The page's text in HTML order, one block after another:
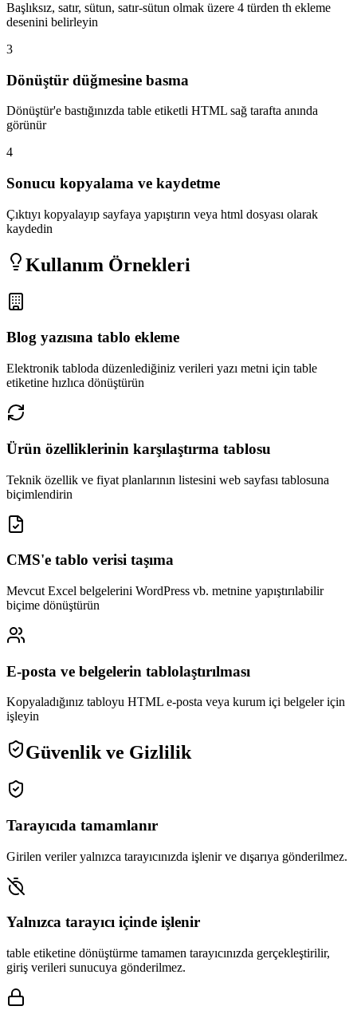
Başlıksız, satır, sütun, satır-sütun olmak üzere 4 türden th ekleme
desenini belirleyin
3
Dönüştür düğmesine basma
Dönüştür'e bastığınızda table etiketli HTML sağ tarafta anında
görünür
4
Sonucu kopyalama ve kaydetme
Çıktıyı kopyalayıp sayfaya yapıştırın veya html dosyası olarak
kaydedin
Kullanım Örnekleri
Blog yazısına tablo ekleme
Elektronik tabloda düzenlediğiniz verileri yazı metni için table
etiketine hızlıca dönüştürün
Ürün özelliklerinin karşılaştırma tablosu
Teknik özellik ve fiyat planlarının listesini web sayfası tablosuna
biçimlendirin
CMS'e tablo verisi taşıma
Mevcut Excel belgelerini WordPress vb. metnine yapıştırılabilir
biçime dönüştürün
E-posta ve belgelerin tablolaştırılması
Kopyaladığınız tabloyu HTML e-posta veya kurum içi belgeler için
işleyin
Güvenlik ve Gizlilik
Tarayıcıda tamamlanır
Girilen veriler yalnızca tarayıcınızda işlenir ve dışarıya gönderilmez.
Yalnızca tarayıcı içinde işlenir
table etiketine dönüştürme tamamen tarayıcınızda gerçekleştirilir,
giriş verileri sunucuya gönderilmez.